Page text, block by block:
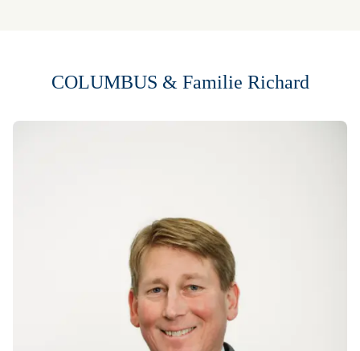
COLUMBUS & Familie Richard